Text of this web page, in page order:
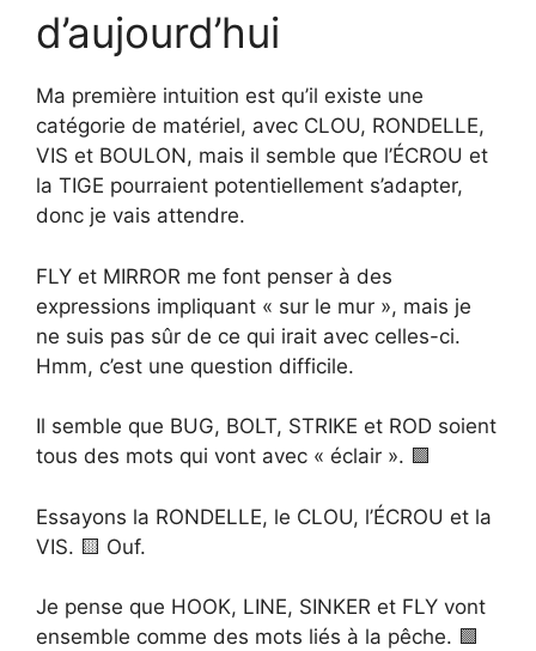
d’aujourd’hui
Ma première intuition est qu’il existe une
catégorie de matériel, avec CLOU, RONDELLE,
VIS et BOULON, mais il semble que l’ÉCROU et
la TIGE pourraient potentiellement s’adapter,
donc je vais attendre.
FLY et MIRROR me font penser à des
expressions impliquant « sur le mur », mais je
ne suis pas sûr de ce qui irait avec celles-ci.
Hmm, c’est une question difficile.
Il semble que BUG, ​​BOLT, STRIKE et ROD soient
tous des mots qui vont avec « éclair ». 🟪
Essayons la RONDELLE, le CLOU, l’ÉCROU et la
VIS. 🟨 Ouf.
Je pense que HOOK, LINE, SINKER et FLY vont
ensemble comme des mots liés à la pêche. 🟩